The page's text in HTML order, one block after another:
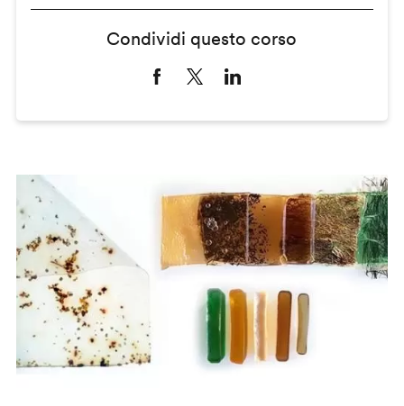
Condividi questo corso